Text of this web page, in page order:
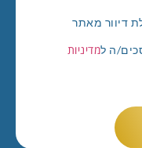
דיוור מאתר
מדיניות